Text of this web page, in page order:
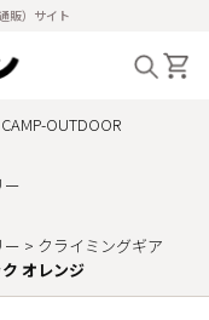
販）サイト
CAMP-OUTDOOR
ー
ー
クライミングギア
オレンジ